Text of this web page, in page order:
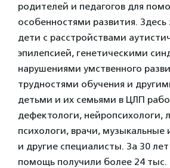
родителей и педагогов для
особенностями развития.
дети с расстройствами
эпилепсией, генетическими
нарушениями умственного
трудностями обучения и
детьми и их семьями в ЦЛП
дефектологи, нейропсихологи,
психологи, врачи, музыкальные
и другие специалисты. За 30
помощь получили более 24 тыс.